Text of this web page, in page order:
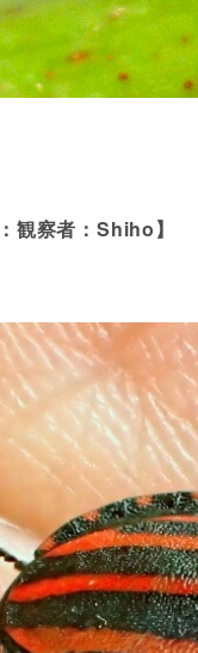
観察者：Shiho】